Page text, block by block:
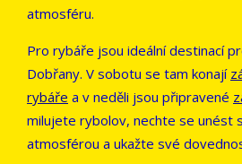
atmosféru.
Pro rybáře jsou ideální destinací
Dobřany. V sobotu se tam konají
rybáře a v neděli jsou připravené
milujete rybolov, nechte se unést
atmosférou a ukažte své